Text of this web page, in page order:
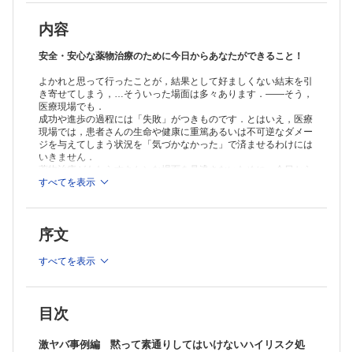
内容
安全・安心な薬物治療のために今日からあなたができること！
よかれと思って行ったことが，結果として好ましくない結末を引
き寄せてしまう，…そういった場面は多々あります．――そう，
医療現場でも．
成功や進歩の過程には「失敗」がつきものです．とはいえ，医療
現場では，患者さんの生命や健康に重篤あるいは不可逆なダメー
ジを与えてしまう状況を「気づかなかった」で済ませるわけには
いきません．
薬物治療がもたらすキケンな場面を見逃さないために，今日から
できることは何でしょうか．本書では，課題解決のヒントとなる
点を整理しました．明日にも直面しかねない“激ヤバ”な状況を察
≫ 「Rp.＋レシピプラス」最新号・バックナンバーはこちら
「購入済ライセンス一覧」よりオンライン環境でPDF版をご覧い
ただけます。詳細は
すべてを表示
序文
すべてを表示
目次
激ヤバ事例編 黙って素通りしてはいけないハイリスク処